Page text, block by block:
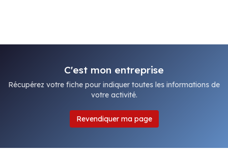
C'est mon entreprise
Récupérez votre fiche pour indiquer toutes les informations de
votre activité.
Revendiquer ma page